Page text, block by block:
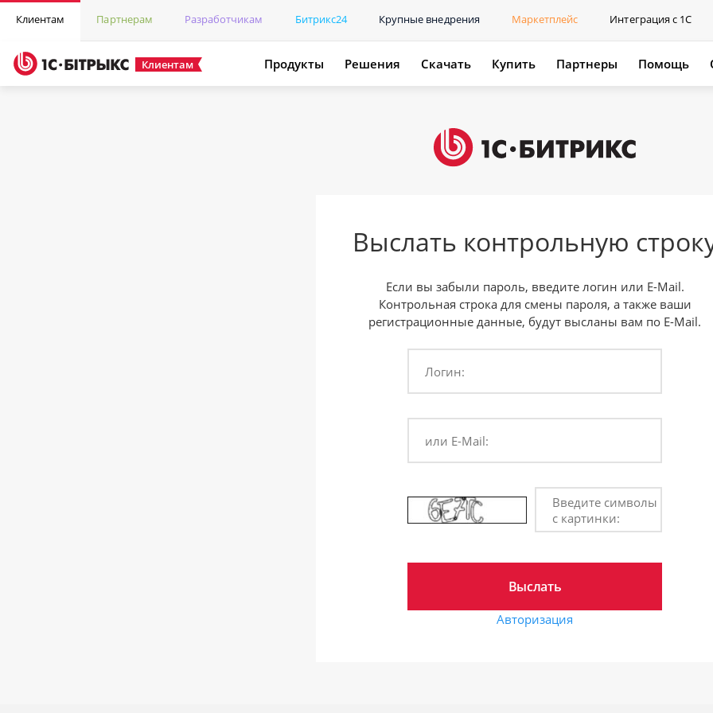
Клиентам Партнерам Разработчикам Битрикс24 Крупные внедрения Маркетплейс Интеграция с 1С
Клиентам Продукты Решения Скачать Купить Партнеры Помощь
Выслать контрольную
Если вы забыли пароль, введите логин или E-Mail.
Контрольная строка для смены пароля, а также ваши
регистрационные данные, будут высланы вам по E-Mail.
Логин:
или E-Mail:
Введите символы
с картинки:
Авторизация